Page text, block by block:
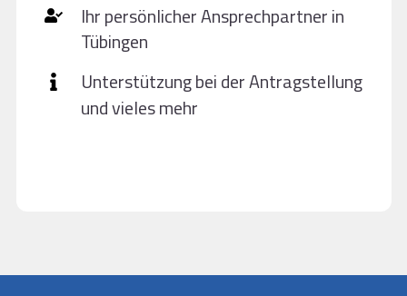
Ihr persönlicher Ansprechpartner in
Tübingen
Unterstützung bei der Antragstellung
und vieles mehr